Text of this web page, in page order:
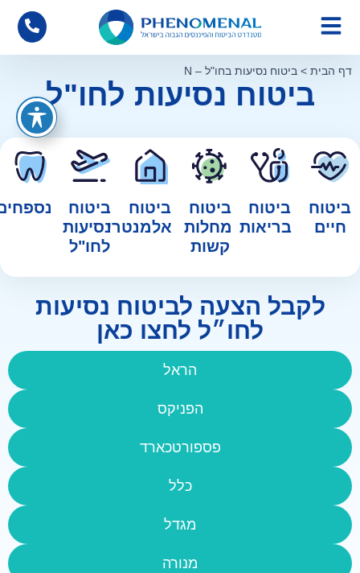
דף הבית > ביטוח נסיעות בחו"ל – N
ביטוח נסיעות לחו"ל
ביטוח
חיים
ביטוח
בריאות
ביטוח
מחלות
קשות
ביטוח
אלמנטרי
ביטוח
נסיעות
לחו"ל
לקבל הצעה לביטוח נסיעות
לחו״ל לחצו כאן
הראל
הפניקס
פספורטכארד
כלל
מגדל
מנורה